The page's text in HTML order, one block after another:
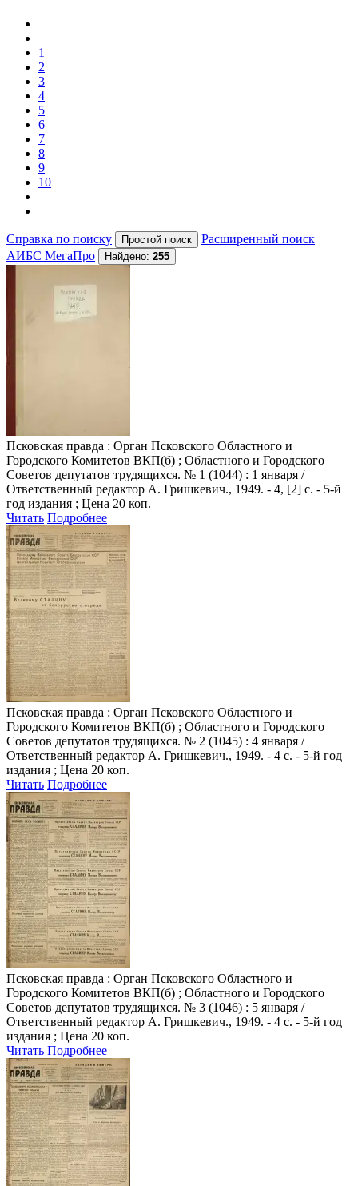
1
2
3
4
5
6
7
8
9
10
Справка по поиску
Расширенный поиск
АИБС МегаПро
Найдено: 255
Псковская правда : Орган Псковского Областного и
Городского Комитетов ВКП(б) ; Областного и Городского
Советов депутатов трудящихся. № 1 (1044) : 1 января /
Ответственный редактор А. Гришкевич., 1949. - 4, [2] с. - 5-й
год издания ; Цена 20 коп.
Читать Подробнее
Псковская правда : Орган Псковского Областного и
Городского Комитетов ВКП(б) ; Областного и Городского
Советов депутатов трудящихся. № 2 (1045) : 4 января /
Ответственный редактор А. Гришкевич., 1949. - 4 с. - 5-й год
издания ; Цена 20 коп.
Читать Подробнее
Псковская правда : Орган Псковского Областного и
Городского Комитетов ВКП(б) ; Областного и Городского
Советов депутатов трудящихся. № 3 (1046) : 5 января /
Ответственный редактор А. Гришкевич., 1949. - 4 с. - 5-й год
издания ; Цена 20 коп.
Читать Подробнее